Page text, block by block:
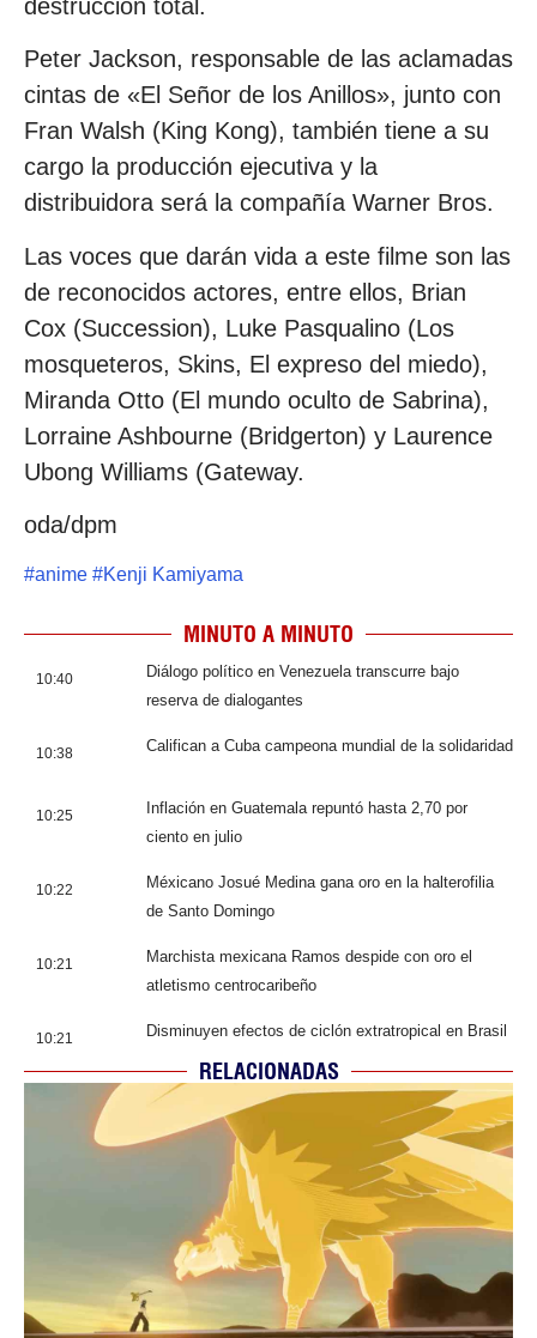
destrucción total.
Peter Jackson, responsable de las aclamadas
cintas de «El Señor de los Anillos», junto con
Fran Walsh (King Kong), también tiene a su
cargo la producción ejecutiva y la
distribuidora será la compañía Warner Bros.
Las voces que darán vida a este filme son las
de reconocidos actores, entre ellos, Brian
Cox (Succession), Luke Pasqualino (Los
mosqueteros, Skins, El expreso del miedo),
Miranda Otto (El mundo oculto de Sabrina),
Lorraine Ashbourne (Bridgerton) y Laurence
Ubong Williams (Gateway.
oda/dpm
#anime #Kenji Kamiyama
MINUTO A MINUTO
10:40
Diálogo político en Venezuela transcurre bajo
reserva de dialogantes
10:38 Califican a Cuba campeona mundial de la solidaridad
10:25
Inflación en Guatemala repuntó hasta 2,70 por
ciento en julio
10:22
Méxicano Josué Medina gana oro en la halterofilia
de Santo Domingo
10:21
Marchista mexicana Ramos despide con oro el
atletismo centrocaribeño
10:21 Disminuyen efectos de ciclón extratropical en Brasil
RELACIONADAS